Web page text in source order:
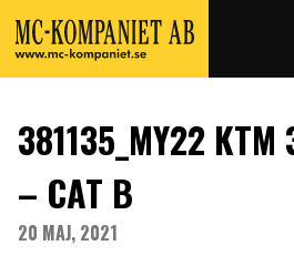
381135_MY22 KTM
– CAT B
20 MAJ, 2021